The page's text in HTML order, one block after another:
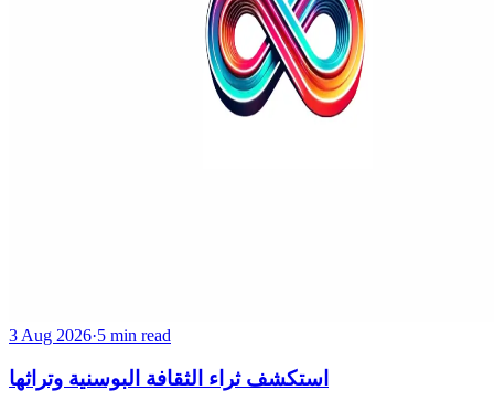
3 Aug 2026·5 min read
استكشف ثراء الثقافة البوسنية وتراثها